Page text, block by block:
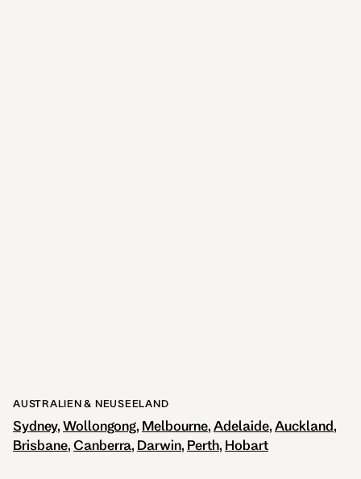
AUSTRALIEN & NEUSEELAND
Sydney Wollongong Melbourne Adelaide Auckland
Brisbane Canberra Darwin Perth Hobart